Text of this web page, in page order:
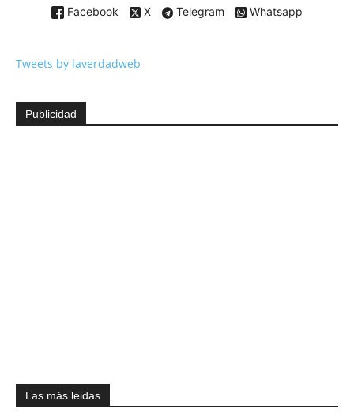
Facebook X Telegram Whatsapp
Tweets by laverdadweb
Publicidad
Las más leidas